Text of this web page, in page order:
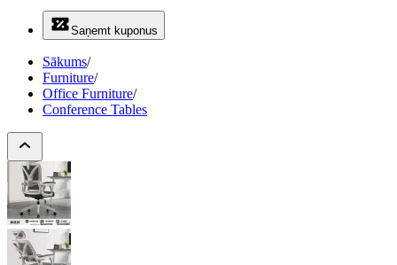
Saņemt kuponus
Sākums/
Furniture/
Office Furniture/
Conference Tables